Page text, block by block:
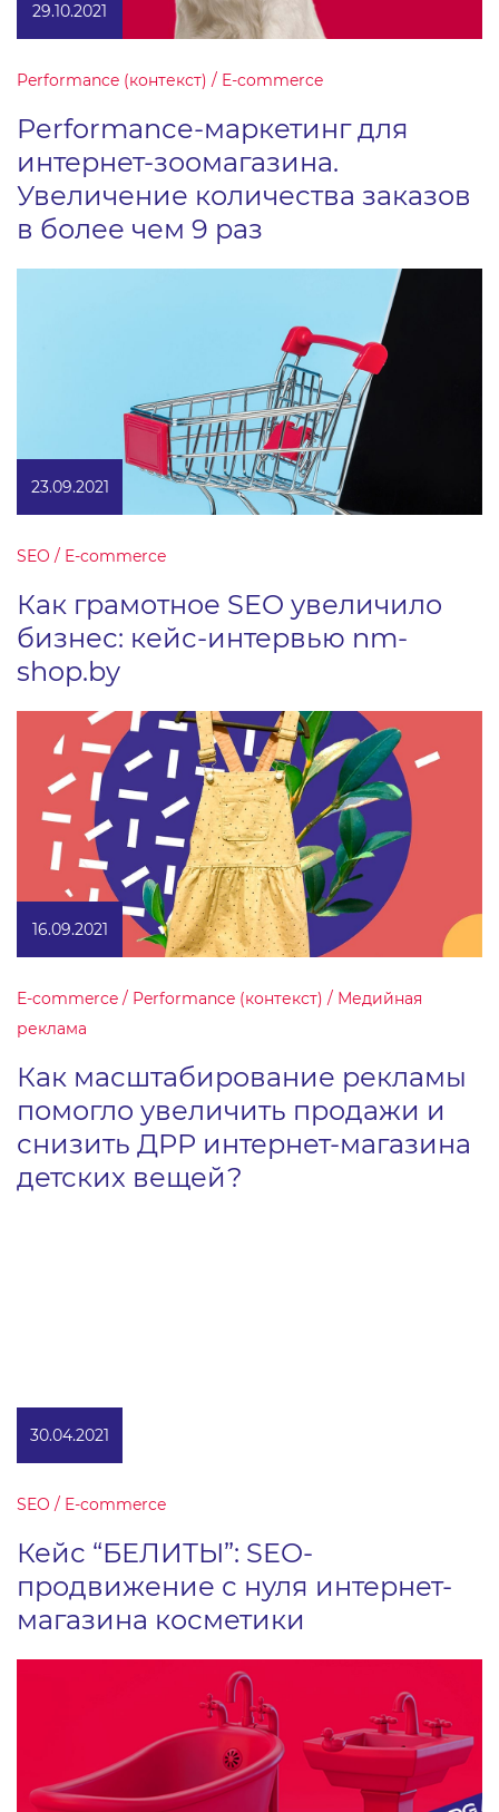
29.10.2021
Performance (контекст) / E-commerce
Performance-маркетинг для
интернет-зоомагазина.
Увеличение количества заказов
в более чем 9 раз
23.09.2021
SEO / E-commerce
Как грамотное SEO увеличило
бизнес: кейс-интервью nm-
shop.by
16.09.2021
E-commerce / Performance (контекст) / Медийная
реклама
Как масштабирование рекламы
помогло увеличить продажи и
снизить ДРР интернет-магазина
детских вещей?
30.04.2021
SEO / E-commerce
Кейс “БЕЛИТЫ”: SEO-
продвижение с нуля интернет-
магазина косметики